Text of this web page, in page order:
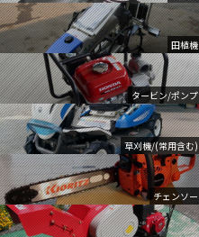
田植機
タービン/ポンプ
草刈機/(常用含む)
チェンソー